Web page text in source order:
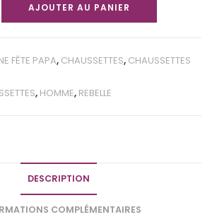
AJOUTER AU PANIER
FÊTE PAPA, CHAUSSETTES, CHAUSSETTES
, HOMME, REBELLE
DESCRIPTION
COMPLÉMENTAIRES